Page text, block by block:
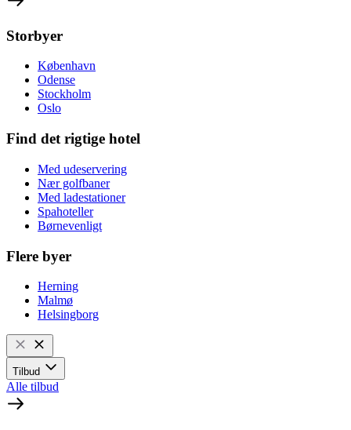
Storbyer
København
Odense
Stockholm
Oslo
Find det rigtige hotel
Med udeservering
Nær golfbaner
Med ladestationer
Spahoteller
Børnevenligt
Flere byer
Herning
Malmø
Helsingborg
Tilbud
Alle tilbud